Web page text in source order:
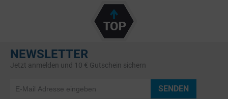
NEWSLETTER
Jetzt anmelden und 10 € Gutschein sichern
SENDEN